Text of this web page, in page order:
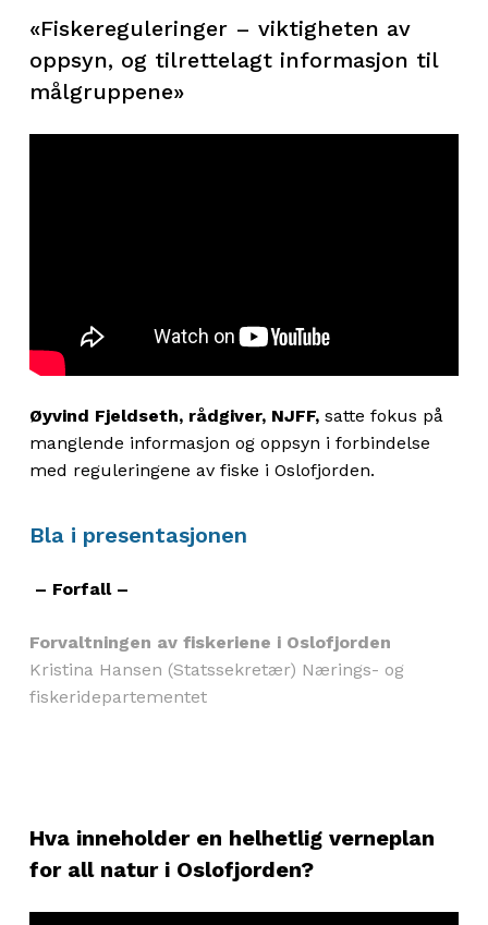
«Fiskereguleringer – viktigheten av
oppsyn, og tilrettelagt informasjon til
målgruppene»
Øyvind Fjeldseth, rådgiver, NJFF, satte fokus på
manglende informasjon og oppsyn i forbindelse
med reguleringene av fiske i Oslofjorden.
Bla i presentasjonen
– Forfall –
Forvaltningen av fiskeriene i Oslofjorden
Kristina Hansen (Statssekretær) Nærings- og
fiskeridepartementet
Hva inneholder en helhetlig verneplan
for all natur i Oslofjorden?